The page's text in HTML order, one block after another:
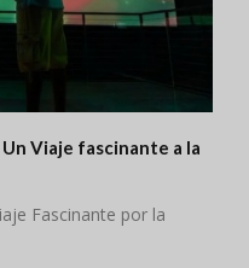
Viaje fascinante a la
Fascinante por la